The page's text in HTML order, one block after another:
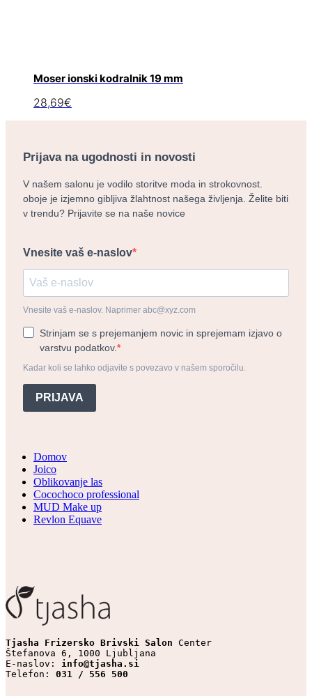
Moser ionski kodralnik 19 mm
28,69€
Prijava na ugodnosti in novosti
V našem salonu je vodilo storitve moda in strokovnost.
oboje je izjemno gibljiva žlahtnost našega življenja. Želite biti
v trendu? Prijavite se na naše novice
Vnesite vaš e-naslov
Vnesite vaš e-naslov. Naprimer abc@xyz.com
Strinjam se s prejemanjem novic in sprejemam izjavo o
varstvu podatkov.
Kadar koli se lahko odjavite s povezavo v našem sporočilu.
PRIJAVA
Domov
Joico
Oblikovanje las
Cocochoco professional
MUD Make up
Revlon Equave
Tjasha Frizersko Brivski Salon Center
Štefanova 6, 1000 Ljubljana
E-naslov: info@tjasha.si
Telefon: 031 / 556 500